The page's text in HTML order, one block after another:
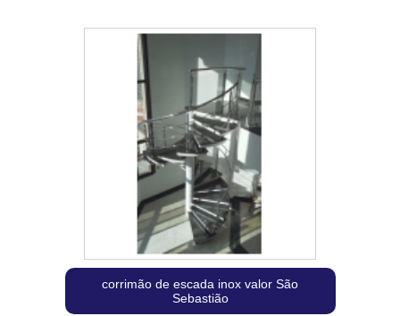
corrimão de escada inox valor São
Sebastião